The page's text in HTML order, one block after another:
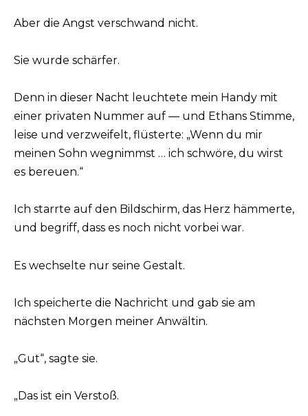
Aber die Angst verschwand nicht.
Sie wurde schärfer.
Denn in dieser Nacht leuchtete mein Handy mit
einer privaten Nummer auf — und Ethans Stimme,
leise und verzweifelt, flüsterte: „Wenn du mir
meinen Sohn wegnimmst … ich schwöre, du wirst
es bereuen.“
Ich starrte auf den Bildschirm, das Herz hämmerte,
und begriff, dass es noch nicht vorbei war.
Es wechselte nur seine Gestalt.
Ich speicherte die Nachricht und gab sie am
nächsten Morgen meiner Anwältin.
„Gut“, sagte sie.
„Das ist ein Verstoß.